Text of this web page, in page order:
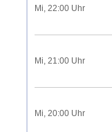
Mi, 22:00 Uhr
Mi, 21:00 Uhr
Mi, 20:00 Uhr